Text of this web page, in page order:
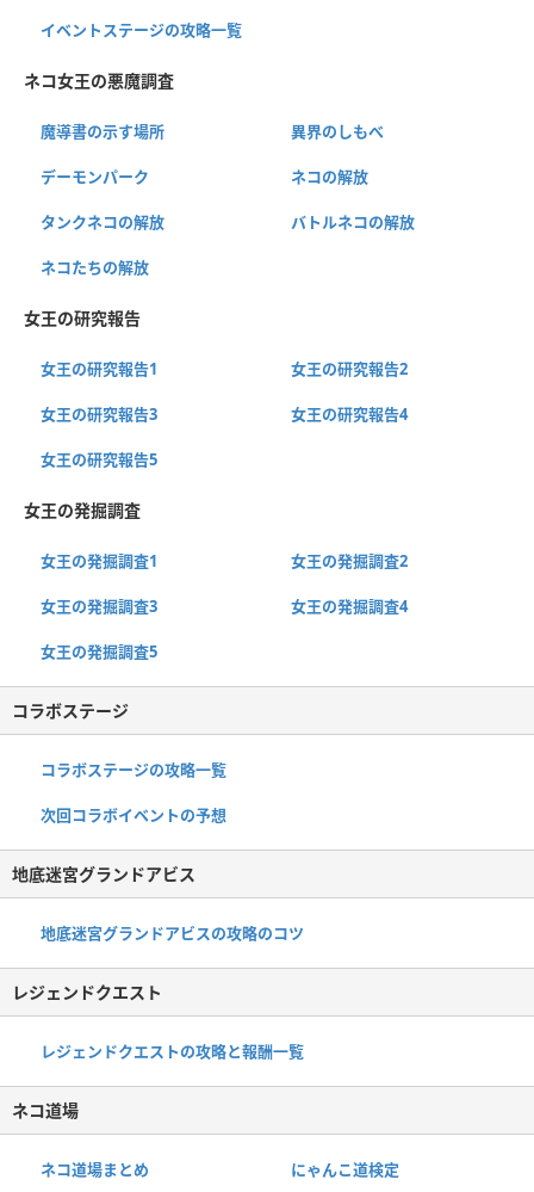
イベントステージの攻略一覧
ネコ女王の悪魔調査
魔導書の示す場所 異界のしもべ
デーモンパーク ネコの解放
タンクネコの解放 バトルネコの解放
ネコたちの解放
女王の研究報告
女王の研究報告1 女王の研究報告2
女王の研究報告3 女王の研究報告4
女王の研究報告5
女王の発掘調査
女王の発掘調査1 女王の発掘調査2
女王の発掘調査3 女王の発掘調査4
女王の発掘調査5
コラボステージ
コラボステージの攻略一覧
次回コラボイベントの予想
地底迷宮グランドアビス
地底迷宮グランドアビスの攻略のコツ
レジェンドクエスト
レジェンドクエストの攻略と報酬一覧
ネコ道場
ネコ道場まとめ にゃんこ道検定